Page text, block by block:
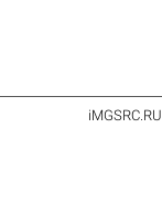
iMGSRC.RU